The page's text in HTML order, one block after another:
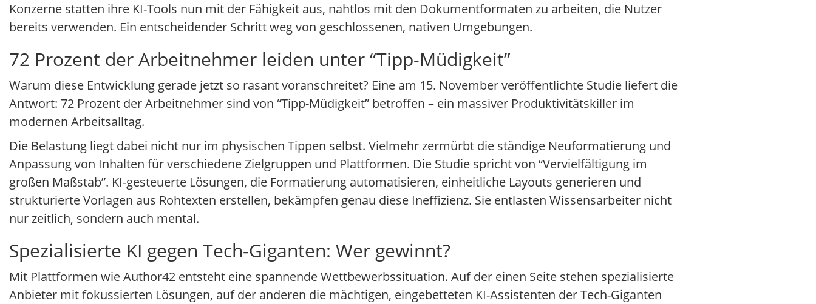
Konzerne statten ihre KI-Tools nun mit der Fähigkeit aus, nahtlos mit den Dokumentformaten zu arbeiten, die Nutzer
bereits verwenden. Ein entscheidender Schritt weg von geschlossenen, nativen Umgebungen.
72 Prozent der Arbeitnehmer leiden unter “Tipp-Müdigkeit”
Warum diese Entwicklung gerade jetzt so rasant voranschreitet? Eine am 15. November veröffentlichte Studie liefert die
Antwort: 72 Prozent der Arbeitnehmer sind von “Tipp-Müdigkeit” betroffen – ein massiver Produktivitätskiller im
modernen Arbeitsalltag.
Die Belastung liegt dabei nicht nur im physischen Tippen selbst. Vielmehr zermürbt die ständige Neuformatierung und
Anpassung von Inhalten für verschiedene Zielgruppen und Plattformen. Die Studie spricht von “Vervielfältigung im
großen Maßstab”. KI-gesteuerte Lösungen, die Formatierung automatisieren, einheitliche Layouts generieren und
strukturierte Vorlagen aus Rohtexten erstellen, bekämpfen genau diese Ineffizienz. Sie entlasten Wissensarbeiter nicht
nur zeitlich, sondern auch mental.
Spezialisierte KI gegen Tech-Giganten: Wer gewinnt?
Mit Plattformen wie Author42 entsteht eine spannende Wettbewerbssituation. Auf der einen Seite stehen spezialisierte
Anbieter mit fokussierten Lösungen, auf der anderen die mächtigen, eingebetteten KI-Assistenten der Tech-Giganten